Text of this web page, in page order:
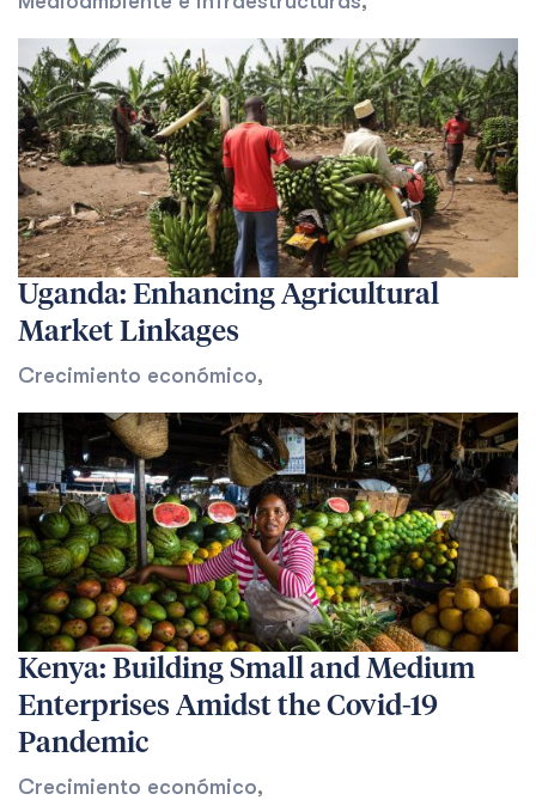
Uganda: Enhancing Agricultural
Market Linkages
Crecimiento económico,
Kenya: Building Small and Medium
Enterprises Amidst the Covid-19
Pandemic
Crecimiento económico,